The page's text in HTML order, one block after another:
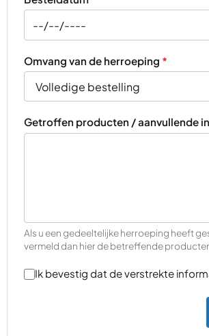
Omvang van de herroeping *
Getroffen producten / aanvullende
Als u een gedeeltelijke herroeping heeft
vermeld dan hier de betreffende
Ik bevestig dat de verstrekte